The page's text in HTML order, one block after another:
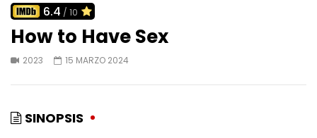
6.4 / 10
How to Have Sex
2023 15 MARZO 2024
SINOPSIS